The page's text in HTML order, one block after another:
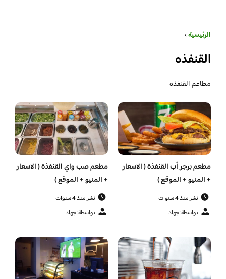
الرئيسية›
القنفذه
مطاعم القنفذه
مطعم برجر أب القنفذة ( الاسعار
+ المنيو + الموقع )
نشر منذ 4 سنوات
بواسطة: جهاد
مطعم صب واي القنفذة ( الاسعار
+ المنيو + الموقع )
نشر منذ 4 سنوات
بواسطة: جهاد